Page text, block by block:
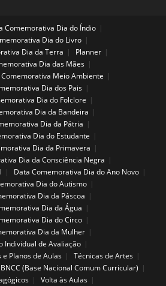
Comemorativa Dia do Índio
Dia do Livro
Dia da Terra
Planner
Dia das Mães
Meio Ambiente
Dia dos Pais
Dia do Folclore
Dia da Bandeira
Dia da Pátria
Dia do Estudante
Dia da Primavera
Dia da Consciência Negra
Data Comemorativa Dia do Ano Novo
Dia do Autismo
Dia da Páscoa
Dia da Água
Dia do Circo
Dia da Mulher
Individual de Avaliação
Planos de Aulas
Técnicas de Artes
BNCC (Base Nacional Comum Curricular)
Volta às Aulas